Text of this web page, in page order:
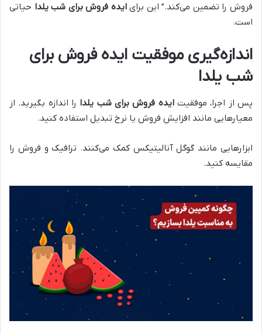
فروش را تضمین می‌کند.” این برایایده فروش برای شب یلدا حیاتی
است.
اندازه‌گیری موفقیت ایده فروش برای
شب یلدا
پس از اجرا، موفقیتایده فروش برای شب یلدا را اندازه بگیرید. از
معیارهایی مانند افزایش فروش یا نرخ تبدیل استفاده کنید.
ابزارهایی مانند گوگل آنالیتیکس کمک می‌کنند. ترافیک و فروش را
مقایسه کنید.